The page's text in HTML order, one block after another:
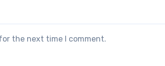
the next time I comment.